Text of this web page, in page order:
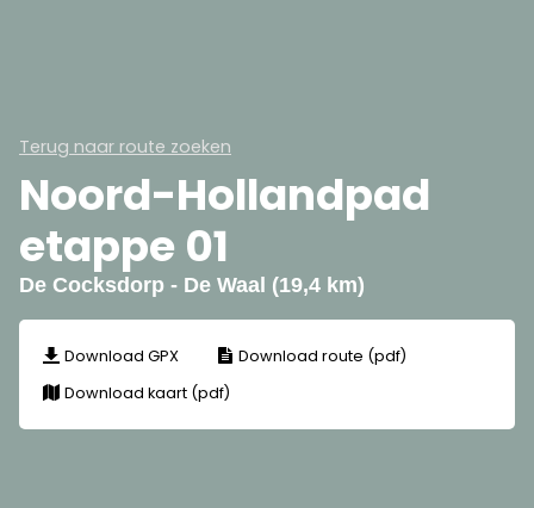
Terug naar route zoeken
Noord-Hollandpad
etappe 01
De Cocksdorp - De Waal (19,4 km)
Download GPX
Download route (pdf)
Download kaart (pdf)